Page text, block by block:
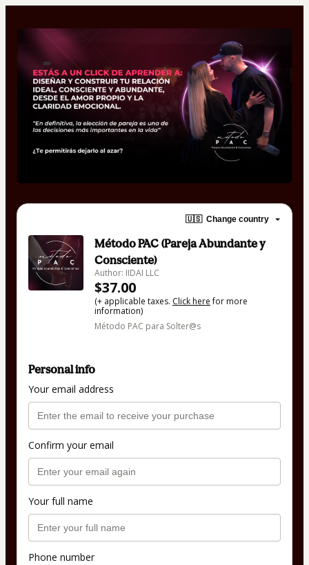
🇺🇸 Change country
Método PAC (Pareja Abundante y
Consciente)
Author: IIDAI LLC
$37.00
(+ applicable taxes. Click herefor more
information)
Método PAC para Solter@s
Personal info
Your email address
Confirm your email
Your full name
Phone number